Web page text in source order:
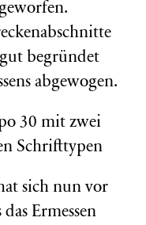
begründet
abgewogen.
sich nun vor
Ermessen